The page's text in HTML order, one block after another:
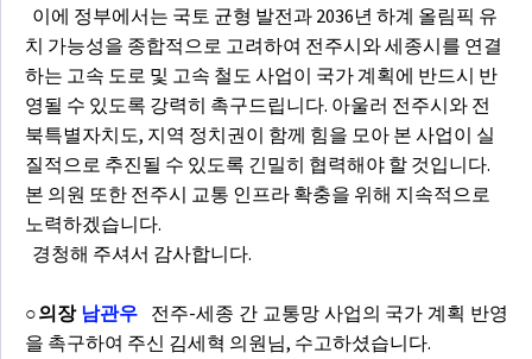
이에 정부에서는 국토 균형 발전과 2036년 하계 올림픽 유
치 가능성을 종합적으로 고려하여 전주시와 세종시를 연결
하는 고속 도로 및 고속 철도 사업이 국가 계획에 반드시 반
영될 수 있도록 강력히 촉구드립니다. 아울러 전주시와 전
북특별자치도, 지역 정치권이 함께 힘을 모아 본 사업이 실
질적으로 추진될 수 있도록 긴밀히 협력해야 할 것입니다.
본 의원 또한 전주시 교통 인프라 확충을 위해 지속적으로
노력하겠습니다.
경청해 주셔서 감사합니다.
○의장 남관우전주-세종 간 교통망 사업의 국가 계획 반영
을 촉구하여 주신 김세혁 의원님, 수고하셨습니다.